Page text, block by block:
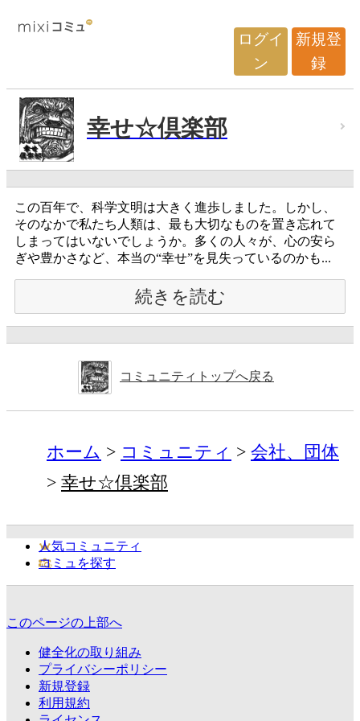
ログイ
ン
新規登
録
幸せ☆倶楽部
この百年で、科学文明は大きく進歩しました。しかし、
そのなかで私たち人類は、最も大切なものを置き忘れて
しまってはいないでしょうか。多くの人々が、心の安ら
ぎや豊かさなど、本当の“幸せ”を見失っているのかも...
続きを読む
コミュニティトップへ戻る
ホーム コミュニティ
会社、団体
幸せ☆倶楽部
人気コミュニティ
コミュを探す
このページの上部へ
健全化の取り組み
プライバシーポリシー
新規登録
利用規約